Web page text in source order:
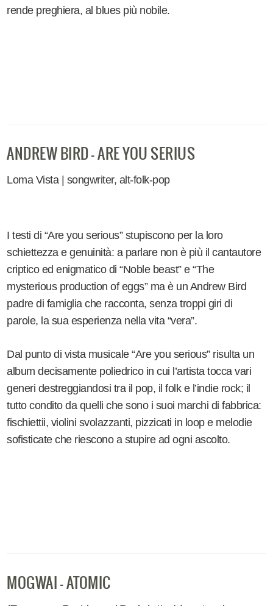
rende preghiera, al blues più nobile.
ANDREW BIRD - ARE YOU SERIUS
Loma Vista | songwriter, alt-folk-pop
I testi di “Are you serious” stupiscono per la loro
schiettezza e genuinità: a parlare non è più il cantautore
criptico ed enigmatico di “Noble beast” e “The
mysterious production of eggs” ma è un Andrew Bird
padre di famiglia che racconta, senza troppi giri di
parole, la sua esperienza nella vita “vera”.
Dal punto di vista musicale “Are you serious” risulta un
album decisamente poliedrico in cui l’artista tocca vari
generi destreggiandosi tra il pop, il folk e l’indie rock; il
tutto condito da quelli che sono i suoi marchi di fabbrica:
fischiettii, violini svolazzanti, pizzicati in loop e melodie
sofisticate che riescono a stupire ad ogni ascolto.
MOGWAI - ATOMIC